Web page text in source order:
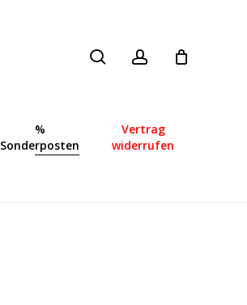
%
Sonderposten
Vertrag
widerrufen